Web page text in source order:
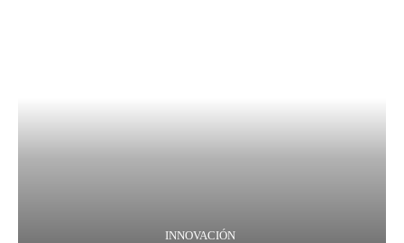
INNOVACIÓN